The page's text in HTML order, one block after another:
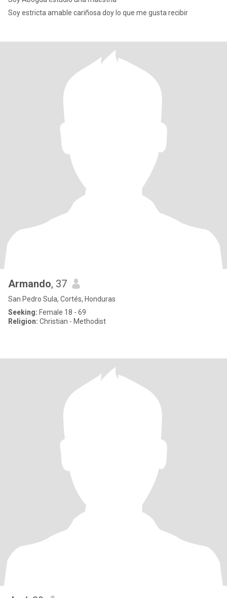
Soy estricta amable cariñosa doy lo que me gusta recibir
Armando, 37
San Pedro Sula, Cortés, Honduras
Seeking: Female 18 - 69
Religion: Christian - Methodist